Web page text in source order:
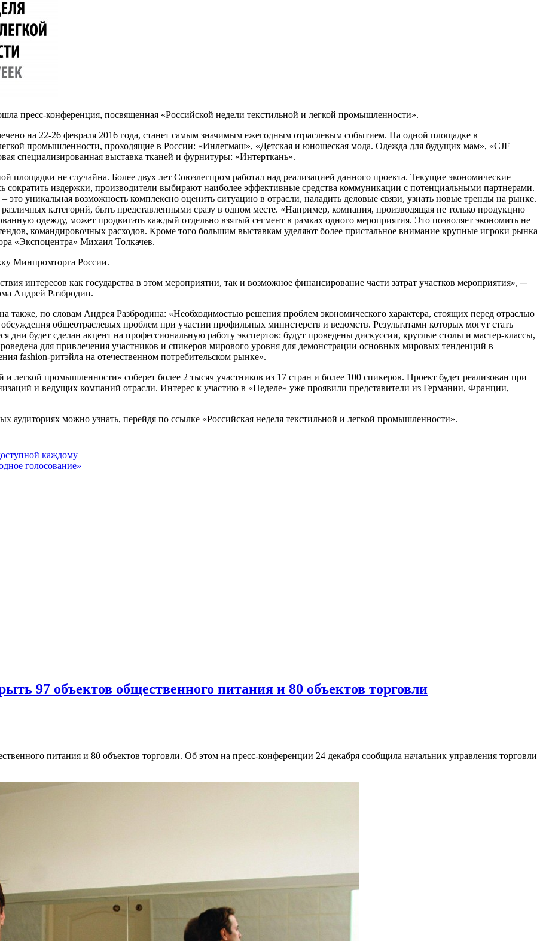
пресс-конференция, посвященная «Российской недели текстильной и легкой промышленности».
на 22-26 февраля 2016 года, станет самым значимым ежегодным отраслевым событием. На одной площадке в
промышленности, проходящие в России: «Инлегмаш», «Детская и юношеская мода. Одежда для будущих мам», «CJF –
специализированная выставка тканей и фурнитуры: «Интерткань».
площадки не случайна. Более двух лет Союзлегпром работал над реализацией данного проекта. Текущие экономические
сократить издержки, производители выбирают наиболее эффективные средства коммуникации с потенциальными партнерами.
это уникальная возможность комплексно оценить ситуацию в отрасли, наладить деловые связи, узнать новые тренды на рынке.
категорий, быть представленными сразу в одном месте. «Например, компания, производящая не только продукцию
одежду, может продвигать каждый отдельно взятый сегмент в рамках одного мероприятия. Это позволяет экономить не
командировочных расходов. Кроме того большим выставкам уделяют более пристальное внимание крупные игроки рынка
«Экспоцентра» Михаил Толкачев.
Минпромторга России.
интересов как государства в этом мероприятии, так и возможное финансирование части затрат участков мероприятия», ─
Андрей Разбродин.
также, по словам Андрея Разбродина: «Необходимостью решения проблем экономического характера, стоящих перед отраслью
общеотраслевых проблем при участии профильных министерств и ведомств. Результатами которых могут стать
будет сделан акцент на профессиональную работу экспертов: будут проведены дискуссии, круглые столы и мастер-классы,
для привлечения участников и спикеров мирового уровня для демонстрации основных мировых тенденций в
fashion-ритэйла на отечественном потребительском рынке».
легкой промышленности» соберет более 2 тысяч участников из 17 стран и более 100 спикеров. Проект будет реализован при
и ведущих компаний отрасли. Интерес к участию в «Неделе» уже проявили представители из Германии, Франции,
аудиториях можно узнать, перейдя по ссылке «Российская неделя текстильной и легкой промышленности».
каждому
голосование»
97 объектов общественного питания и 80 объектов торговли
питания и 80 объектов торговли. Об этом на пресс-конференции 24 декабря сообщила начальник управления торговли